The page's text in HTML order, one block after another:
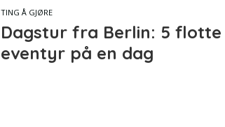
TING Å GJØRE
Dagstur fra Berlin: 5 flotte
eventyr på en dag